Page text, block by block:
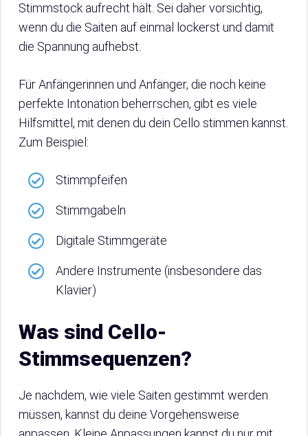
Stimmstock aufrecht hält. Sei daher vorsichtig,
wenn du die Saiten auf einmal lockerst und damit
die Spannung aufhebst.
Für Anfängerinnen und Anfänger, die noch keine
perfekte Intonation beherrschen, gibt es viele
Hilfsmittel, mit denen du dein Cello stimmen kannst.
Zum Beispiel:
Stimmpfeifen
Stimmgabeln
Digitale Stimmgeräte
Andere Instrumente (insbesondere das
Klavier)
Was sind Cello-
Stimmsequenzen?
Je nachdem, wie viele Saiten gestimmt werden
müssen, kannst du deine Vorgehensweise